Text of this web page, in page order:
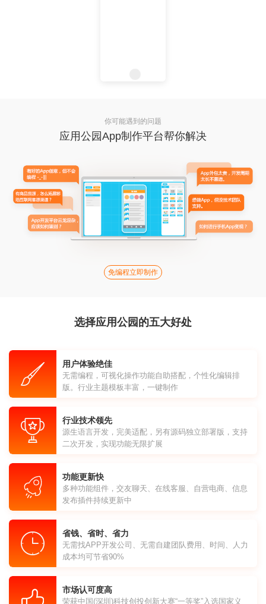
你可能遇到的问题
应用公园App制作平台帮你解决
免编程立即制作
选择应用公园的五大好处
用户体验绝佳
无需编程，可视化操作功能自助搭配，个性化编辑排
版。行业主题模板丰富，一键制作
行业技术领先
源生语言开发，完美适配，另有源码独立部署版，支持
二次开发，实现功能无限扩展
功能更新快
多种功能组件，交友聊天、在线客服、自营电商、信息
发布插件持续更新中
省钱、省时、省力
无需找APP开发公司、无需自建团队费用、时间、人力
成本均可节省90%
市场认可度高
荣获中国(深圳)科技创投创新大赛“一等奖”入选国家义